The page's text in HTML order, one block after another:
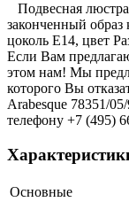
Подвесная
законченный образ
цоколь E14, цвет
Если Вам
этом нам! Мы
которого Вы
Arabesque 78351/
телефону +7 (495)
Основные